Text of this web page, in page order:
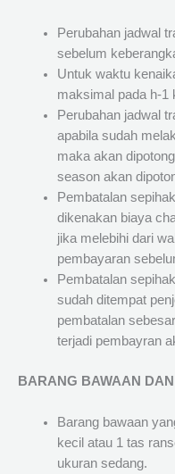
Perubahan jadwal
sebelum
Untuk waktu
maksimal pada h-1
Perubahan jadwal
apabila sudah
maka akan
season akan
Pembatalan
dikenakan biaya
jika melebihi dari
pembayaran
Pembatalan
sudah ditempat
pembatalan
terjadi pembayran
BARANG BAWAAN
Barang bawaan
kecil atau 1 tas
ukuran sedang.